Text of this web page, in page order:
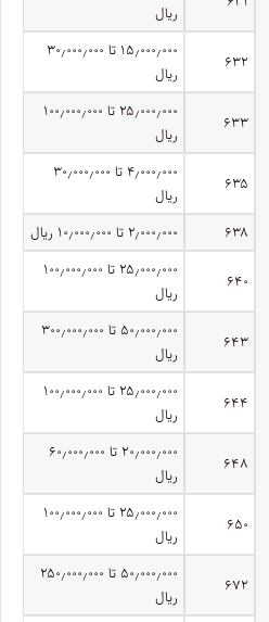
ریال
۶۳۲
۱۵٫۰۰۰٫۰۰۰ تا ۳۰٫۰۰۰٫۰۰۰
ریال
۶۳۳
۲۵٫۰۰۰٫۰۰۰ تا ۱۰۰٫۰۰۰٫۰۰۰
ریال
۶۳۵
۴٫۰۰۰٫۰۰۰ تا ۳۰٫۰۰۰٫۰۰۰
ریال
۶۳۸
۲٫۰۰۰٫۰۰۰ تا ۱۰٫۰۰۰٫۰۰۰ ریال
۶۴۰
۲۵٫۰۰۰٫۰۰۰ تا ۱۰۰٫۰۰۰٫۰۰۰
ریال
۶۴۳
۵۰٫۰۰۰٫۰۰۰ تا ۳۰۰٫۰۰۰٫۰۰۰
ریال
۶۴۴
۲۵٫۰۰۰٫۰۰۰ تا ۱۰۰٫۰۰۰٫۰۰۰
ریال
۶۴۸
۲۰٫۰۰۰٫۰۰۰ تا ۶۰٫۰۰۰٫۰۰۰
ریال
۶۵۰
۲۵٫۰۰۰٫۰۰۰ تا ۱۰۰٫۰۰۰٫۰۰۰
ریال
۶۷۲
۵۰٫۰۰۰٫۰۰۰ تا ۲۵۰٫۰۰۰٫۰۰۰
ریال